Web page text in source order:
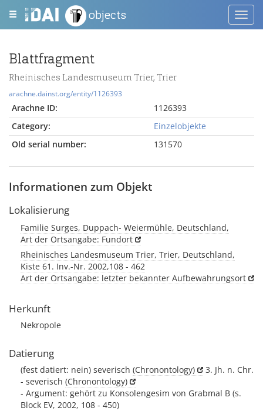
objects
Blattfragment
Rheinisches Landesmuseum Trier, Trier
arachne.dainst.org/entity/1126393
Arachne ID:
1126393
Category:
Einzelobjekte
Old serial number:
131570
Informationen zum Objekt
Lokalisierung
Familie Surges, Duppach- Weiermühle, Deutschland,
Art der Ortsangabe: Fundort
Rheinisches Landesmuseum Trier, Trier, Deutschland,
Kiste 61. Inv.-Nr. 2002,108 - 462
Art der Ortsangabe: letzter bekannter Aufbewahrungsort
Herkunft
Nekropole
Datierung
(fest datiert: nein) severisch (Chronontology)
3. Jh. n. Chr.
- severisch (Chronontology)
- Argument: gehört zu Konsolengesim von Grabmal B (s.
Block EV, 2002, 108 - 450)